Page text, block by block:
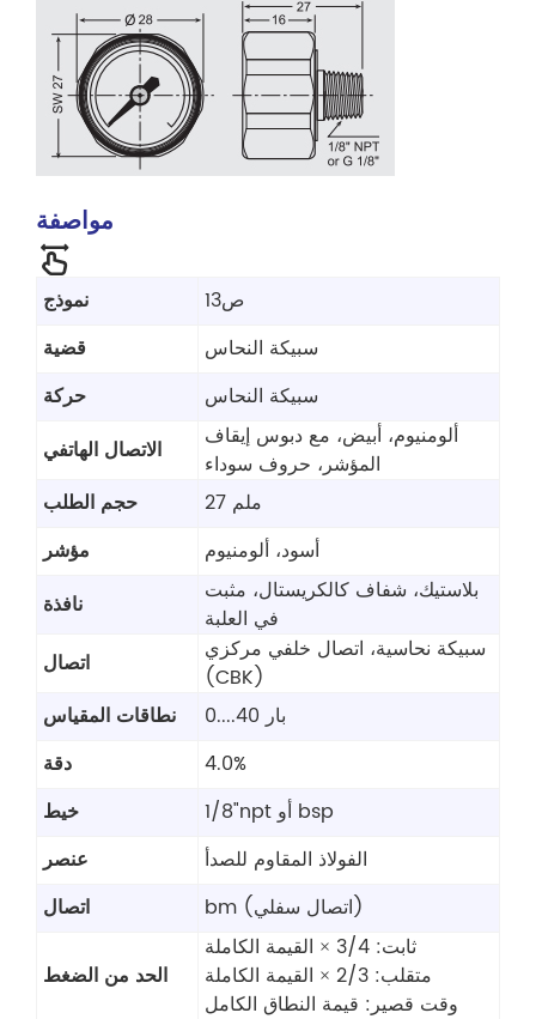
مواصفة
نموذج
ص13
قضية
سبيكة النحاس
حركة
سبيكة النحاس
الاتصال الهاتفي
ألومنيوم، أبيض، مع دبوس إيقاف
المؤشر، حروف سوداء
حجم الطلب
27 ملم
مؤشر
أسود، ألومنيوم
نافذة
بلاستيك، شفاف كالكريستال، مثبت
في العلبة
اتصال
سبيكة نحاسية، اتصال خلفي مركزي
(CBK)
نطاقات المقياس
0....40 بار
دقة
4.0%
خيط
1/8"npt أو bsp
عنصر
الفولاذ المقاوم للصدأ
اتصال
bm (اتصال سفلي)
الحد من الضغط
ثابت: 3/4 × القيمة الكاملة
متقلب: 2/3 × القيمة الكاملة
وقت قصير: قيمة النطاق الكامل